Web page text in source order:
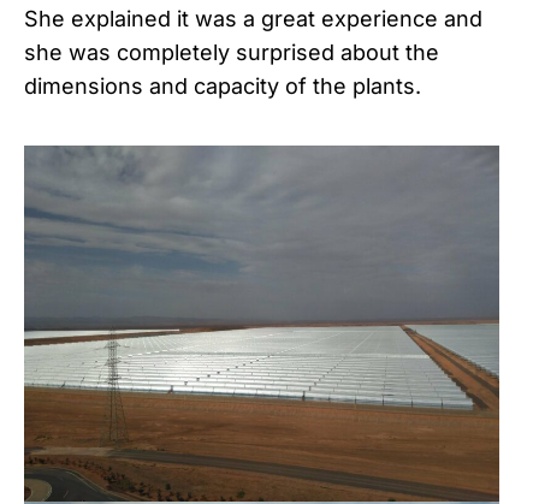
She explained it was a great experience and
she was completely surprised about the
dimensions and capacity of the plants.